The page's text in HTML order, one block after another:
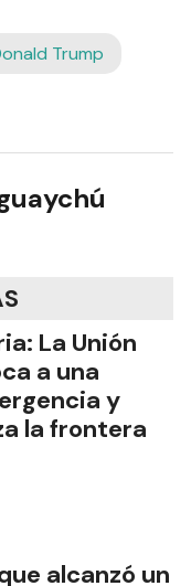
Trump
La Unión
a una
y
la frontera
alcanzó un